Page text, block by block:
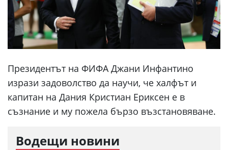
Президентът на ФИФА Джани Инфантино
изрази задоволство да научи, че халфът и
капитан на Дания Кристиан Ериксен е в
съзнание и му пожела бързо възстановяване.
Водещи новини